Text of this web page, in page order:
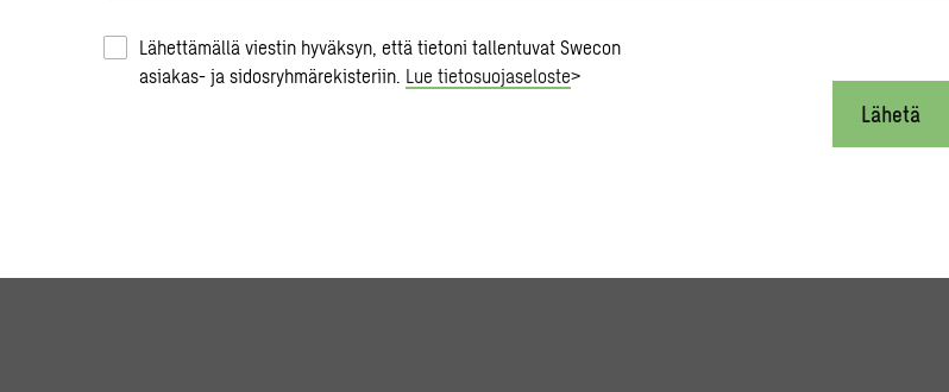
Lähettämällä viestin hyväksyn, että tietoni tallentuvat Swecon
asiakas- ja sidosryhmärekisteriin. Lue tietosuojaseloste>
Lähetä